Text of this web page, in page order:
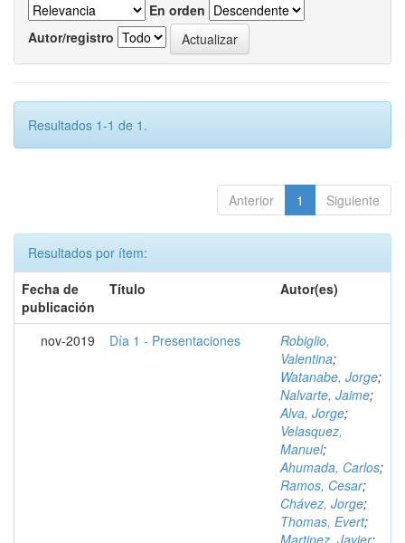
En orden
Autor/registro
Resultados 1-1 de 1.
Anterior 1 Siguiente
Resultados por ítem:
Fecha de
publicación
Título Autor(es)
nov-2019 Día 1 - Presentaciones
Robiglio,
Valentina;
Watanabe, Jorge;
Nalvarte, Jaime;
Alva, Jorge;
Velasquez,
Manuel;
Ahumada, Carlos;
Ramos, Cesar;
Chávez, Jorge;
Thomas, Evert;
Martinez, Javier;